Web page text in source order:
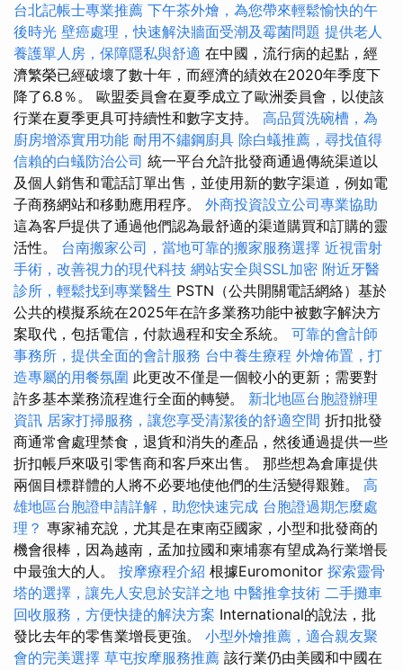
台北記帳士專業推薦 下午茶外燴，為您帶來輕鬆愉快的午
後時光 壁癌處理，快速解決牆面受潮及霉菌問題 提供老人
養護單人房，保障隱私與舒適 在中國，流行病的起點，經
濟繁榮已經破壞了數十年，而經濟的績效在2020年季度下
降了6.8％。 歐盟委員會在夏季成立了歐洲委員會，以使該
行業在夏季更具可持續性和數字支持。 高品質洗碗槽，為
廚房增添實用功能 耐用不鏽鋼廚具 除白蟻推薦，尋找值得
信賴的白蟻防治公司 統一平台允許批發商通過傳統渠道以
及個人銷售和電話訂單出售，並使用新的數字渠道，例如電
子商務網站和移動應用程序。 外商投資設立公司專業協助
這為客戶提供了通過他們認為最舒適的渠道購買和訂購的靈
活性。 台南搬家公司，當地可靠的搬家服務選擇 近視雷射
手術，改善視力的現代科技 網站安全與SSL加密 附近牙醫
診所，輕鬆找到專業醫生 PSTN（公共開關電話網絡）基於
公共的模擬系統在2025年在許多業務功能中被數字解決方
案取代，包括電信，付款過程和安全系統。 可靠的會計師
事務所，提供全面的會計服務 台中養生療程 外燴佈置，打
造專屬的用餐氛圍 此更改不僅是一個較小的更新；需要對
許多基本業務流程進行全面的轉變。 新北地區台胞證辦理
資訊 居家打掃服務，讓您享受清潔後的舒適空間 折扣批發
商通常會處理禁食，退貨和消失的產品，然後通過提供一些
折扣帳戶來吸引零售商和客戶來出售。 那些想為倉庫提供
兩個目標群體的人將不必要地使他們的生活變得艱難。 高
雄地區台胞證申請詳解，助您快速完成 台胞證過期怎麼處
理？ 專家補充說，尤其是在東南亞國家，小型和批發商的
機會很棒，因為越南，孟加拉國和柬埔寨有望成為行業增長
中最強大的人。 按摩療程介紹 根據Euromonitor 探索靈骨
塔的選擇，讓先人安息於安詳之地 中醫推拿技術 二手攤車
回收服務，方便快捷的解決方案 International的說法，批
發比去年的零售業增長更強。 小型外燴推薦，適合親友聚
會的完美選擇 草屯按摩服務推薦 該行業仍由美國和中國在